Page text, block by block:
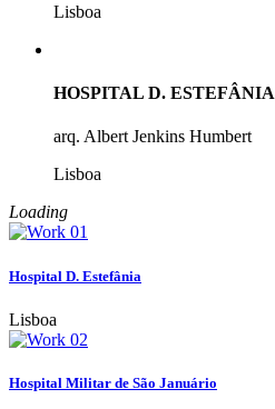
Lisboa
HOSPITAL D. ESTEFÂNIA
arq. Albert Jenkins Humbert
Lisboa
Loading
Hospital D. Estefânia
Lisboa
Hospital Militar de São Januário